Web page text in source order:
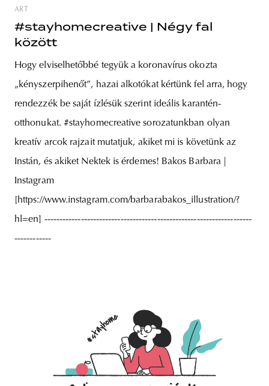
ART
#stayhomecreative | Négy fal
között
Hogy elviselhetőbbé tegyük a koronavírus okozta
„kényszerpihenőt”, hazai alkotókat kértünk fel arra, hogy
rendezzék be saját ízlésük szerint ideális karantén-
otthonukat. #stayhomecreative sorozatunkban olyan
kreatív arcok rajzait mutatjuk, akiket mi is követünk az
Instán, és akiket Nektek is érdemes! Bakos Barbara |
Instagram
[https://www.instagram.com/barbarabakos_illustration/?
hl=en] --------------------------------------------------------------------
------------